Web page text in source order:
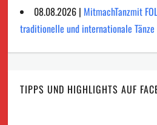
08.08.2026 | MitmachTanzmit
traditionelle und internationale Tänze
TIPPS UND HIGHLIGHTS AUF